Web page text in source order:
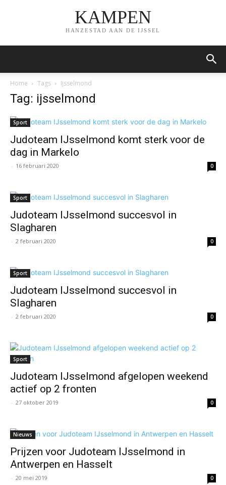
KAMPEN
HANZESTAD AAN DE IJSSEL
Home Tags Ijsselmond
Tag: ijsselmond
Sport
Judoteam IJsselmond komt sterk voor de
dag in Markelo
- 16 februari 2020 0
Sport
Judoteam IJsselmond succesvol in
Slagharen
- 2 februari 2020 0
Sport
Judoteam IJsselmond succesvol in
Slagharen
- 2 februari 2020 0
Sport
Judoteam IJsselmond afgelopen weekend
actief op 2 fronten
- 27 oktober 2019 0
Nieuws
Prijzen voor Judoteam IJsselmond in
Antwerpen en Hasselt
- 20 mei 2019 0